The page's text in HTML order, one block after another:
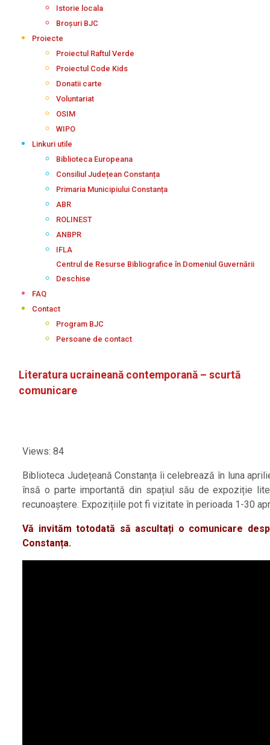
Istorie locala
Broșuri BJC
Proiecte
Proiectul Raftul Verde
Proiectul Code Kids
Donatii carte
Voluntariat
OSIM
WIPO
Linkuri utile
Biblioteca Europeana
Consiliul Județean Constanța
Primaria Municipiului Constanța
ABR
ROLINEST
ANBPR
IFLA
Centrul de Resurse Bibliografice în Domeniul Guvernării
Deschise
FAQ
Contact
Program BJC
Persoane de contact
Literatura ucraineană contemporană – scurtă
comunicare
Views: 84
Biblioteca Județeană Constanța îi celebrează în luna
însă o parte importantă din spațiul său de expoziție
recunoaștere. Expozițiile pot fi vizitate în perioada 1-30
Vă invităm totodată să ascultați o comunicare
Constanța.